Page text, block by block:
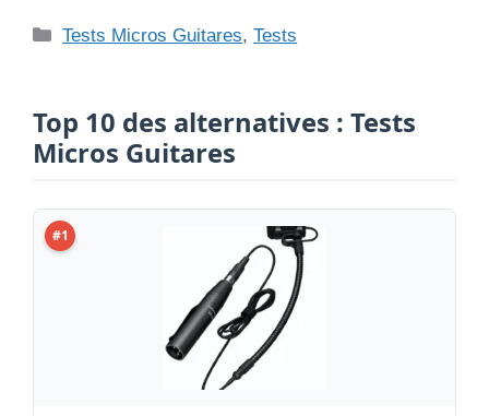
Catégories
Tests Micros Guitares,Tests
Top 10 des alternatives : Tests
Micros Guitares
#1